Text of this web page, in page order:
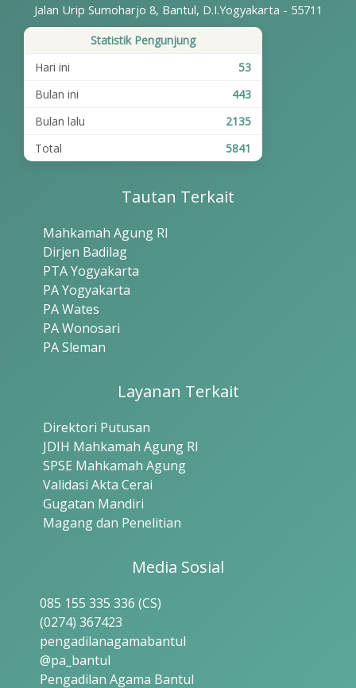
Jalan Urip Sumoharjo 8, Bantul, D.I.Yogyakarta - 55711
Statistik Pengunjung
Hari ini
53
Bulan ini
443
Bulan lalu
2135
Total
5841
Tautan Terkait
Mahkamah Agung RI
Dirjen Badilag
PTA Yogyakarta
PA Yogyakarta
PA Wates
PA Wonosari
PA Sleman
Layanan Terkait
Direktori Putusan
JDIH Mahkamah Agung RI
SPSE Mahkamah Agung
Validasi Akta Cerai
Gugatan Mandiri
Magang dan Penelitian
Media Sosial
085 155 335 336 (CS)
(0274) 367423
pengadilanagamabantul
@pa_bantul
Pengadilan Agama Bantul